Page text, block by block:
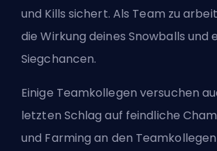
und Kills sichert. Als Team zu
die Wirkung deines Snowballs und
Siegchancen.
Einige Teamkollegen versuchen
letzten Schlag auf feindliche
und Farming an den